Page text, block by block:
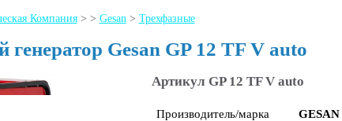
Компания> > Gesan> Трехфазные
генератор Gesan GP 12 TF V auto
Артикул GP 12 TF V auto
Производитель/марка
GESAN